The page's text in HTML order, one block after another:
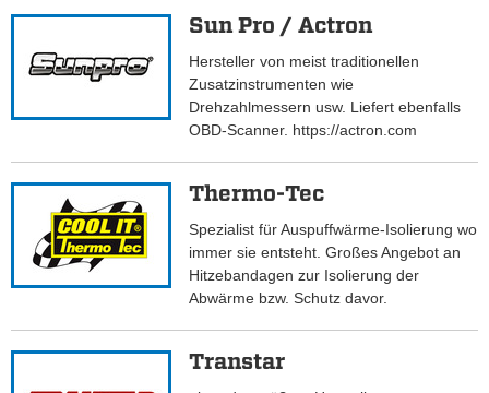
Sun Pro / Actron
Hersteller von meist traditionellen
Zusatzinstrumenten wie
Drehzahlmessern usw. Liefert ebenfalls
OBD-Scanner. https://actron.com
Thermo-Tec
Spezialist für Auspuffwärme-Isolierung wo
immer sie entsteht. Großes Angebot an
Hitzebandagen zur Isolierung der
Abwärme bzw. Schutz davor.
Transtar